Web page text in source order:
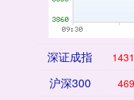
深证成指
沪深300